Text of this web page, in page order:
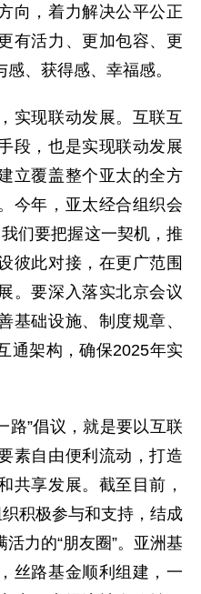
向，着力解决公平公正
有活力、更加包容、更
、获得感、幸福感。
现联动发展。互联互
段，也是实现联动发展
立覆盖整个亚太的全方
今年，亚太经合组织会
们要把握这一契机，推
彼此对接，在更广范围
。要深入落实北京会议
基础设施、制度规章、
通架构，确保2025年实
”倡议，就是要以互联
素自由便利流动，打造
共享发展。截至目前，
积极参与和支持，结成
力的“朋友圈”。亚洲基
丝路基金顺利组建，一